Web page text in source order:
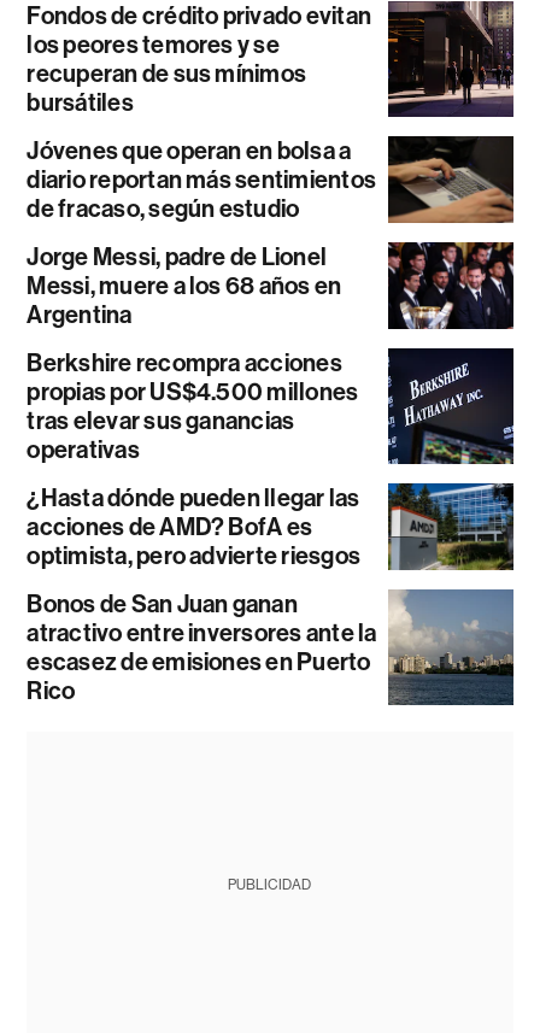
Fondos de crédito privado evitan
los peores temores y se
recuperan de sus mínimos
bursátiles
Jóvenes que operan en bolsa a
diario reportan más sentimientos
de fracaso, según estudio
Jorge Messi, padre de Lionel
Messi, muere a los 68 años en
Argentina
Berkshire recompra acciones
propias por US$4.500 millones
tras elevar sus ganancias
operativas
¿Hasta dónde pueden llegar las
acciones de AMD? BofA es
optimista, pero advierte riesgos
Bonos de San Juan ganan
atractivo entre inversores ante la
escasez de emisiones en Puerto
Rico
PUBLICIDAD